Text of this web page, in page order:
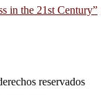
in the 21st Century”
reservados